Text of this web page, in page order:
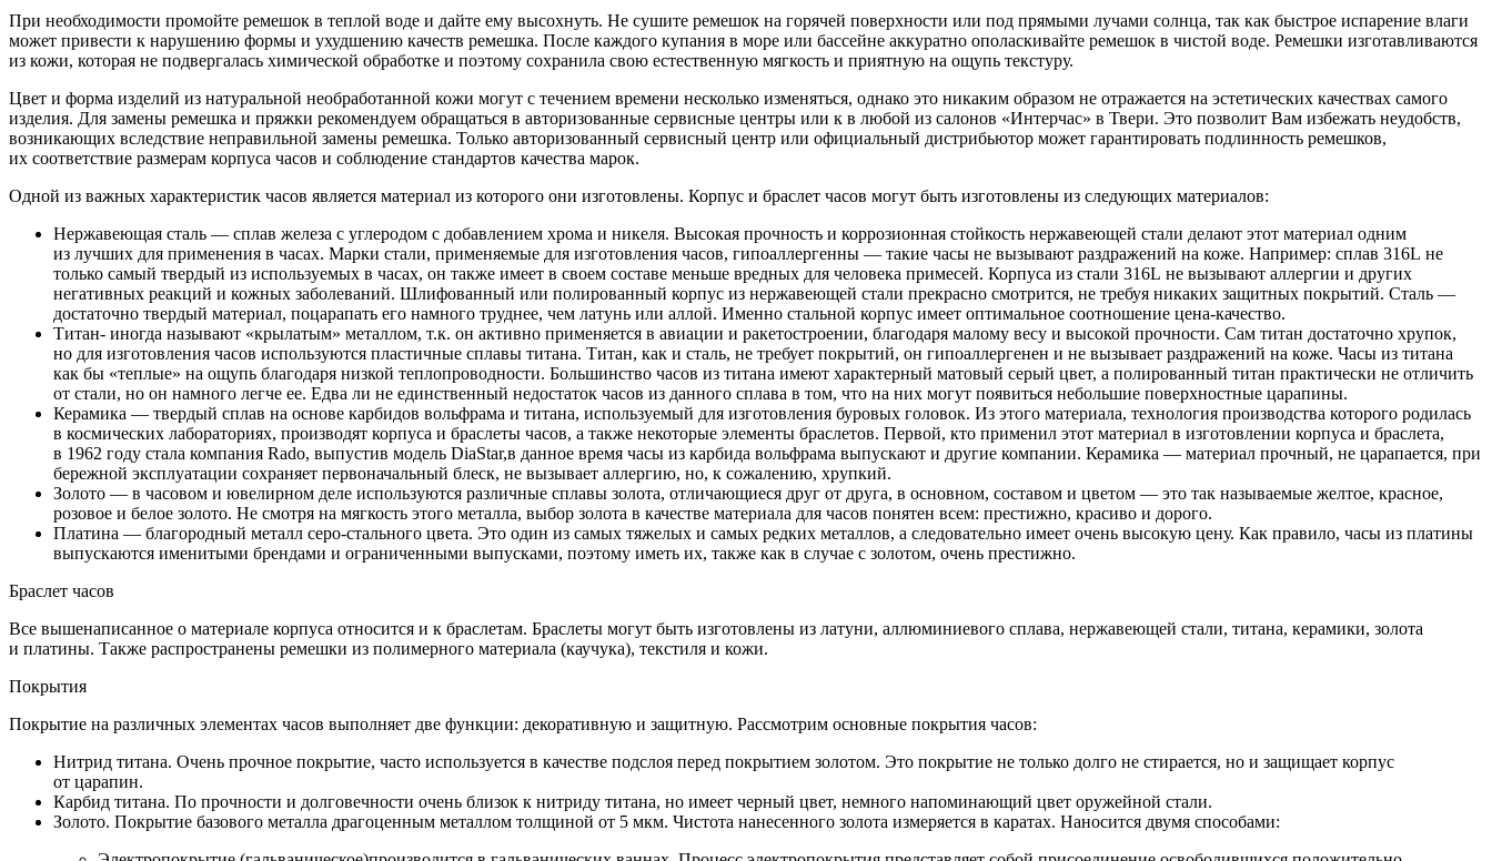
При необходимости промойте ремешок в теплой воде и дайте ему высохнуть. Не сушите ремешок на горячей поверхности или под прямыми лучами солнца, так как быстрое испарение влаги
может привести к нарушению формы и ухудшению качеств ремешка. После каждого купания в море или бассейне аккуратно ополаскивайте ремешок в чистой воде. Ремешки изготавливаются
из кожи, которая не подвергалась химической обработке и поэтому сохранила свою естественную мягкость и приятную на ощупь текстуру.
Цвет и форма изделий из натуральной необработанной кожи могут с течением времени несколько изменяться, однако это никаким образом не отражается на эстетических качествах самого
изделия. Для замены ремешка и пряжки рекомендуем обращаться в авторизованные сервисные центры или к в любой из салонов «Интерчас» в Твери. Это позволит Вам избежать неудобств,
возникающих вследствие неправильной замены ремешка. Только авторизованный сервисный центр или официальный дистрибьютор может гарантировать подлинность ремешков,
их соответствие размерам корпуса часов и соблюдение стандартов качества марок.
Одной из важных характеристик часов является материал из которого они изготовлены. Корпус и браслет часов могут быть изготовлены из следующих материалов:
Нержавеющая сталь — сплав железа с углеродом с добавлением хрома и никеля. Высокая прочность и коррозионная стойкость нержавеющей стали делают этот материал одним
из лучших для применения в часах. Марки стали, применяемые для изготовления часов, гипоаллергенны — такие часы не вызывают раздражений на коже. Например: сплав 316L не
только самый твердый из используемых в часах, он также имеет в своем составе меньше вредных для человека примесей. Корпуса из стали 316L не вызывают аллергии и других
негативных реакций и кожных заболеваний. Шлифованный или полированный корпус из нержавеющей стали прекрасно смотрится, не требуя никаких защитных покрытий. Сталь —
достаточно твердый материал, поцарапать его намного труднее, чем латунь или аллой. Именно стальной корпус имеет оптимальное соотношение цена-качество.
Титан- иногда называют «крылатым» металлом, т.к. он активно применяется в авиации и ракетостроении, благодаря малому весу и высокой прочности. Сам титан достаточно хрупок,
но для изготовления часов используются пластичные сплавы титана. Титан, как и сталь, не требует покрытий, он гипоаллергенен и не вызывает раздражений на коже. Часы из титана
как бы «теплые» на ощупь благодаря низкой теплопроводности. Большинство часов из титана имеют характерный матовый серый цвет, а полированный титан практически не отличить
от стали, но он намного легче ее. Едва ли не единственный недостаток часов из данного сплава в том, что на них могут появиться небольшие поверхностные царапины.
Керамика — твердый сплав на основе карбидов вольфрама и титана, используемый для изготовления буровых головок. Из этого материала, технология производства которого родилась
в космических лабораториях, производят корпуса и браслеты часов, а также некоторые элементы браслетов. Первой, кто применил этот материал в изготовлении корпуса и браслета,
в 1962 году стала компания Rado, выпустив модель DiaStar,в данное время часы из карбида вольфрама выпускают и другие компании. Керамика — материал прочный, не царапается, при
бережной эксплуатации сохраняет первоначальный блеск, не вызывает аллергию, но, к сожалению, хрупкий.
Золото — в часовом и ювелирном деле используются различные сплавы золота, отличающиеся друг от друга, в основном, составом и цветом — это так называемые желтое, красное,
розовое и белое золото. Не смотря на мягкость этого металла, выбор золота в качестве материала для часов понятен всем: престижно, красиво и дорого.
Платина — благородный металл серо-стального цвета. Это один из самых тяжелых и самых редких металлов, а следовательно имеет очень высокую цену. Как правило, часы из платины
выпускаются именитыми брендами и ограниченными выпусками, поэтому иметь их, также как в случае с золотом, очень престижно.
Браслет часов
Все вышенаписанное о материале корпуса относится и к браслетам. Браслеты могут быть изготовлены из латуни, аллюминиевого сплава, нержавеющей стали, титана, керамики, золота
и платины. Также распространены ремешки из полимерного материала (каучука), текстиля и кожи.
Покрытия
Покрытие на различных элементах часов выполняет две функции: декоративную и защитную. Рассмотрим основные покрытия часов:
Нитрид титана. Очень прочное покрытие, часто используется в качестве подслоя перед покрытием золотом. Это покрытие не только долго не стирается, но и защищает корпус
от царапин.
Карбид титана. По прочности и долговечности очень близок к нитриду титана, но имеет черный цвет, немного напоминающий цвет оружейной стали.
Золото. Покрытие базового металла драгоценным металлом толщиной от 5 мкм. Чистота нанесенного золота измеряется в каратах. Наносится двумя способами: